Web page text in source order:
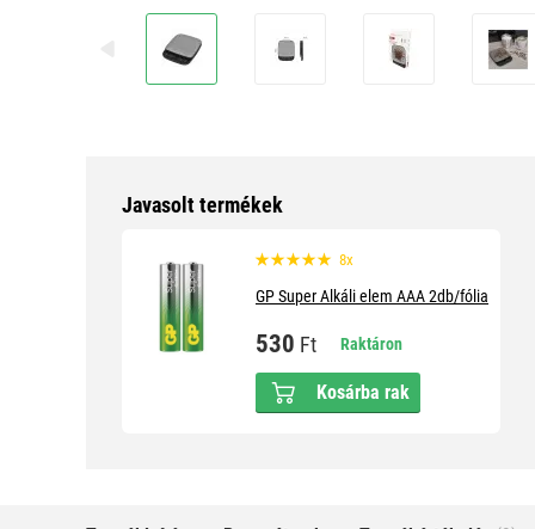
Javasolt termékek
8x
GP Super Alkáli elem AAA 2db/fólia
530 Ft Raktáron
Kosárba rak